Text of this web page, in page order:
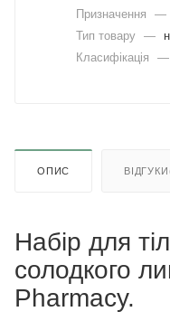
Призначення —
Тип товару —
Класифікація
—
ОПИС
Набір для
солодкого
Pharmacy.